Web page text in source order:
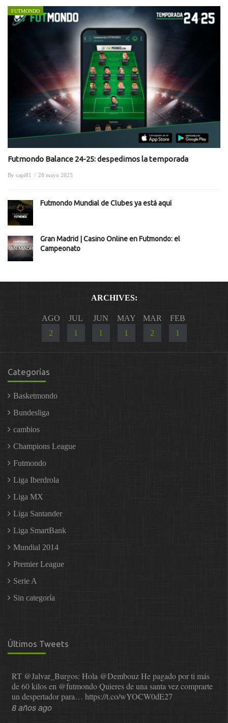
FUTMONDO
Futmondo Balance 24-25: despedimos la temporada
By capi81 / 28 mayo 2025
Futmondo Mundial de Clubes ya está aquí
Gran Madrid | Casino Online en Futmondo: el
Campeonato
ARCHIVES:
AGO
2
JUL
1
JUN
1
MAY
1
MAR
2
FEB
1
Categorías
Basketmondo
Bundesliga
cambios
Champions League
Futmondo
Liga Iberdrola
Liga MX
Liga Santander
Liga SmartBank
Mundial 2014
Premier League
Serie A
Sin categoría
Últimos Tweets
RT @Jalvar_Burgos: Hola @DembouzHe pagado por ti más
de 60 kilos en @futmondoQuieres de una santa vez comprarte
un despertador para… https://t.co/wYOCW0dE27
8 años ago